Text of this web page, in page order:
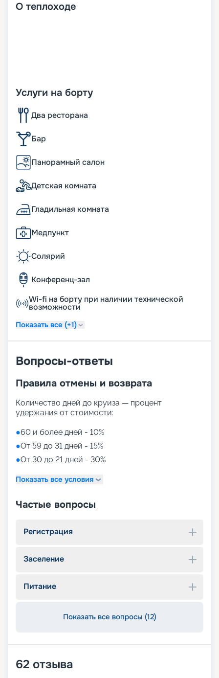
О теплоходе
Услуги на борту
Два ресторана
Бар
Панорамный салон
Детская комната
Гладильная комната
Медпункт
Солярий
Конференц-зал
Wi-fi на борту при наличии технической
возможности
Показать все (+1)
Вопросы-ответы
Правила отмены и возврата
Количество дней до круиза — процент
удержания от стоимости:
●60 и более дней - 10%
●От 59 до 31 дней - 15%
●От 30 до 21 дней - 30%
Показать все условия
Частые вопросы
Регистрация
Заселение
Питание
Показать все вопросы (12)
62 отзыва